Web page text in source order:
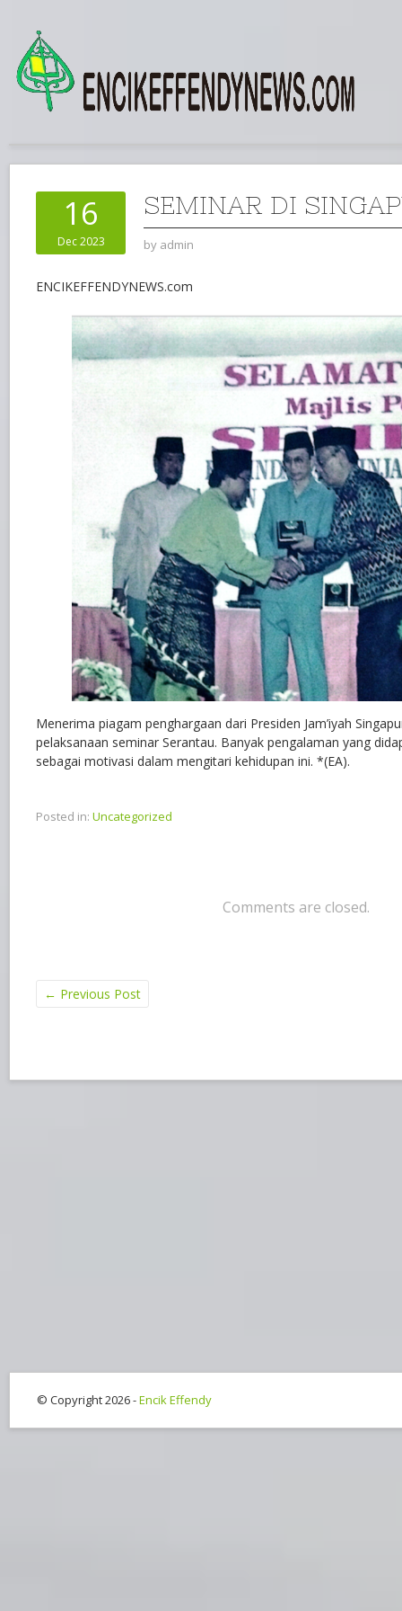
16
Dec 2023
SEMINAR DI
by admin
ENCIKEFFENDYNEWS.com
Menerima piagam penghargaan dari Presiden Jam’iyah
pelaksanaan seminar Serantau. Banyak pengalaman yang
sebagai motivasi dalam mengitari kehidupan ini. *(EA).
Posted in: Uncategorized
Comments are closed.
← Previous Post
© Copyright 2026 -Encik Effendy